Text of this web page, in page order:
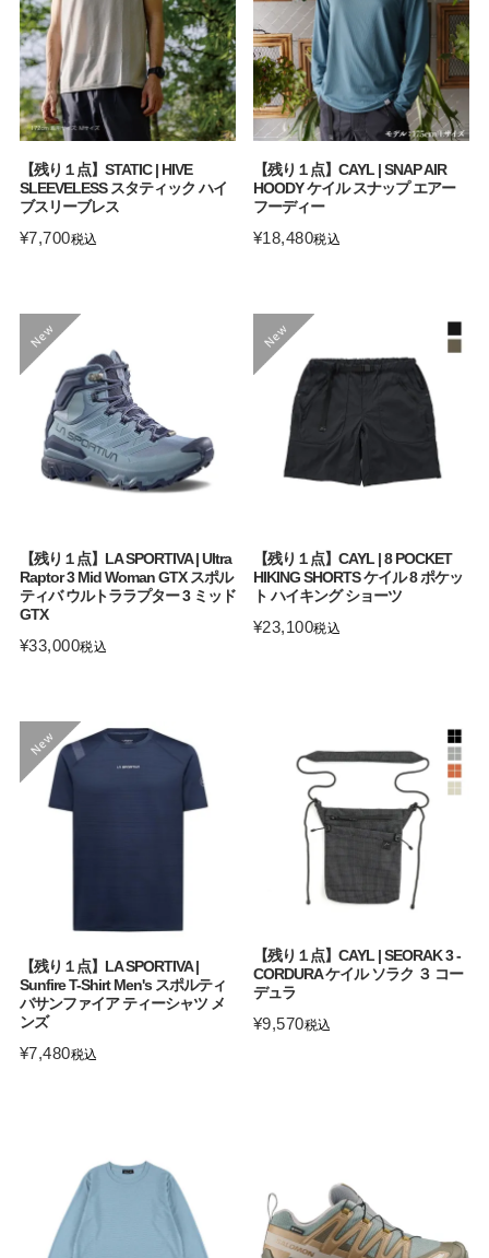
【残り１点】STATIC | HIVE
SLEEVELESS スタティック ハイ
ブスリーブレス
¥7,700税込
【残り１点】CAYL | SNAP AIR
HOODY ケイル スナップ エアー
フーディー
¥18,480税込
【残り１点】LA SPORTIVA | Ultra
Raptor 3 Mid Woman GTX スポル
ティバ ウルトララプター 3 ミッド
GTX
¥33,000税込
【残り１点】CAYL | 8 POCKET
HIKING SHORTS ケイル 8 ポケッ
ト ハイキング ショーツ
¥23,100税込
【残り１点】LA SPORTIVA |
Sunfire T-Shirt Men's スポルティ
バサンファイア ティーシャツ メ
ンズ
¥7,480税込
【残り１点】CAYL | SEORAK 3 -
CORDURA ケイル ソラク ３ コー
デュラ
¥9,570税込